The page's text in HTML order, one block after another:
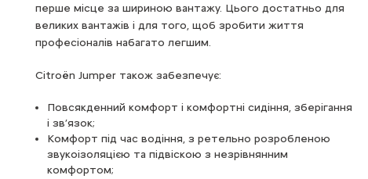
двері відкриваються на 96° або 180° і утримуються
на місці розумною системою висувних тяг. У якості
додаткової опції ви можете вибрати двері, які
на боковинах автомобіля за допомогою спеціальних
металу захищає від поштовхів і шуму.
За шириною завантаження Jumper вважається найкращим
у своєму класі: